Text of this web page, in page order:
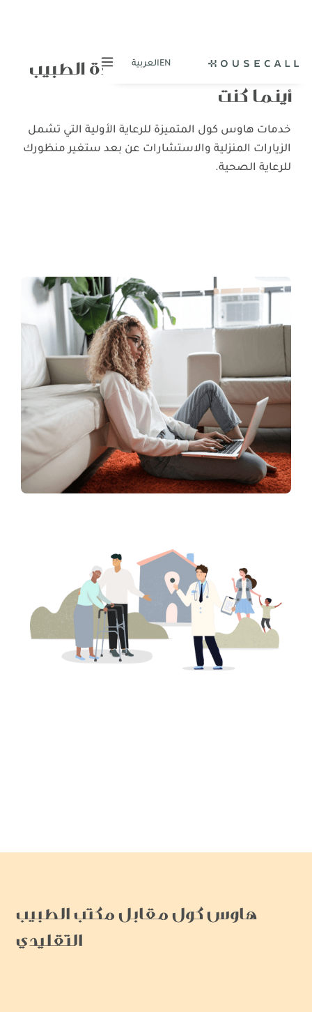
ENالعربية
هاوس كول للأفراد: عيادة الطبيب
أينما كنت
خدمات هاوس كول المتميزة للرعاية الأولية التي تشمل
الزيارات المنزلية والاستشارات عن بعد ستغير منظورك
للرعاية الصحية.
هاوس كول مقابل مكتب الطبيب
التقليدي